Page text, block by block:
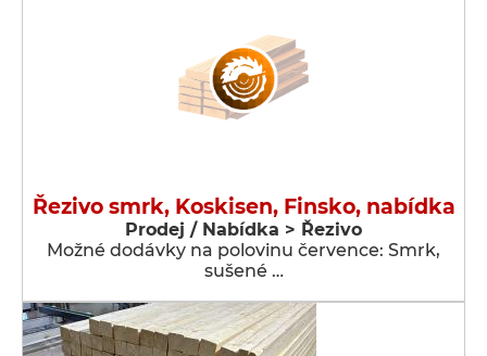
Řezivo smrk, Koskisen, Finsko, nabídka
Prodej / Nabídka > Řezivo
Možné dodávky na polovinu července: Smrk,
sušené …